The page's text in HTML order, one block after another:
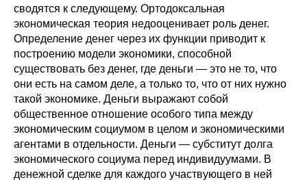
Издания
Проблемы прогнозирования
О журнале
Номера журналов
Редакционная этика
Информация для авторов
сводятся к следующему. Ортодоксальная
экономическая теория недооценивает роль денег.
Определение денег через их функции приводит к
построению модели экономики, способной
существовать без денег, где деньги — это не то, что
они есть на самом деле, а только то, что от них нужно
такой экономике. Деньги выражают собой
общественное отношение особого типа между
экономическим социумом в целом и экономическими
агентами в отдельности. Деньги — субститут долга
экономического социума перед индивидуумами. В
денежной сделке для каждого участвующего в ней